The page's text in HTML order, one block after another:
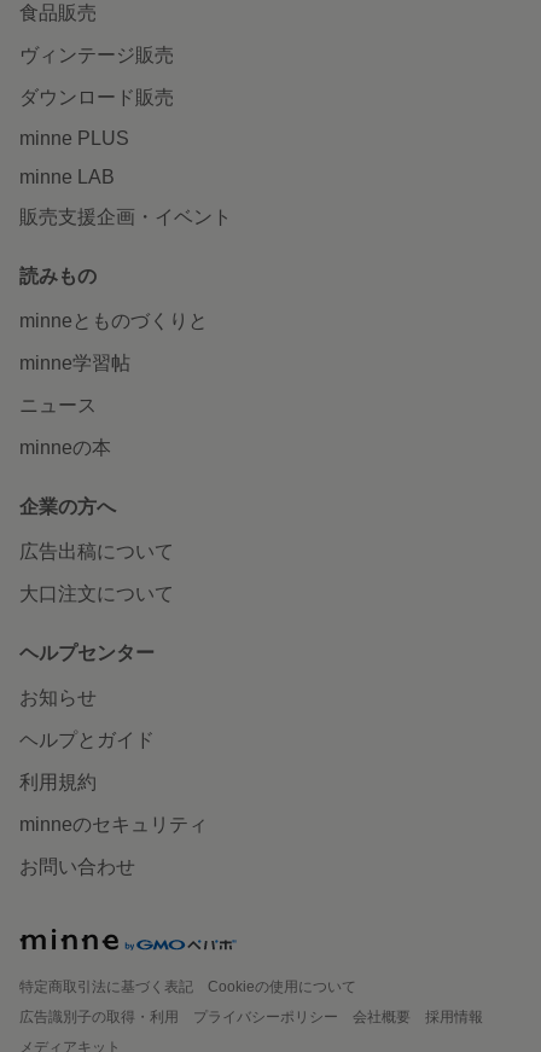
食品販売
ヴィンテージ販売
ダウンロード販売
minne PLUS
minne LAB
販売支援企画・イベント
読みもの
minneとものづくりと
minne学習帖
ニュース
minneの本
企業の方へ
広告出稿について
大口注文について
ヘルプセンター
お知らせ
ヘルプとガイド
利用規約
minneのセキュリティ
お問い合わせ
特定商取引法に基づく表記
Cookieの使用について
広告識別子の取得・利用
プライバシーポリシー 会社概要
採用情報
メディアキット